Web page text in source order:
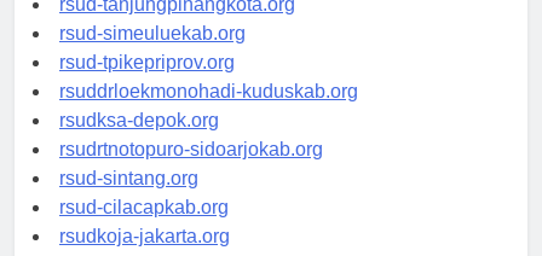
rsud-tanjungpinangkota.org
rsud-simeuluekab.org
rsud-tpikepriprov.org
rsuddrloekmonohadi-kuduskab.org
rsudksa-depok.org
rsudrtnotopuro-sidoarjokab.org
rsud-sintang.org
rsud-cilacapkab.org